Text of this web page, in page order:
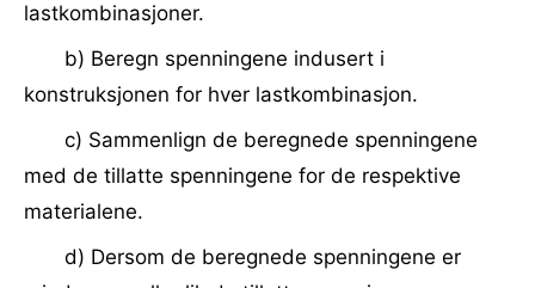
lastkombinasjoner.
b) Beregn spenningene indusert i
konstruksjonen for hver lastkombinasjon.
c) Sammenlign de beregnede spenningene
med de tillatte spenningene for de respektive
materialene.
d) Dersom de beregnede spenningene er